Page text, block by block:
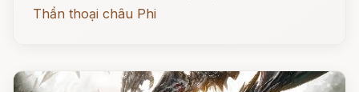
Thần thoại châu Phi